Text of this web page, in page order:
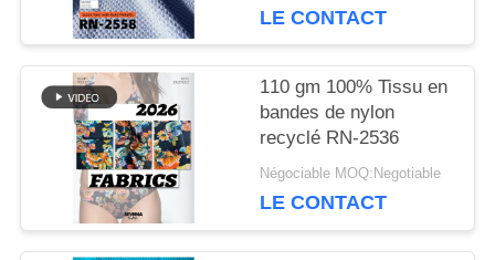
DU
SITE
PRIVACY
POLICY
LE CONTACT
110 gm 100% Tissu en
bandes de nylon
recyclé RN-2536
Négociable MOQ:Negotiable
LE CONTACT